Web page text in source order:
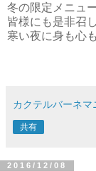
冬の限定メニュー
皆様にも是非召
寒い夜に身も心
カクテルバーネマ
共有
2016/12/08